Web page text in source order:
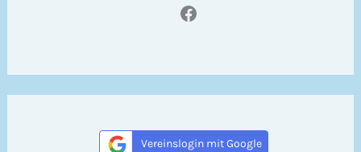
Facebook
Vereinslogin mit Google